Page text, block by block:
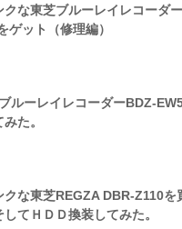
クな東芝ブルーレイレコーダ
ゲット（修理編）
ルーレイレコーダーBDZ-
た。
クな東芝REGZA DBR-Z110を
してＨＤＤ換装してみた。